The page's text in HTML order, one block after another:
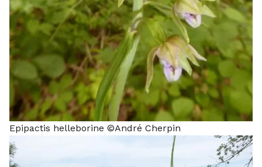
Epipactis helleborine ©André Cherpin